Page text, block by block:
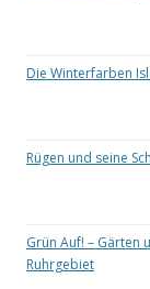
Die Winterfarben
Rügen und seine
Grün Auf! – Gärten
Ruhrgebiet